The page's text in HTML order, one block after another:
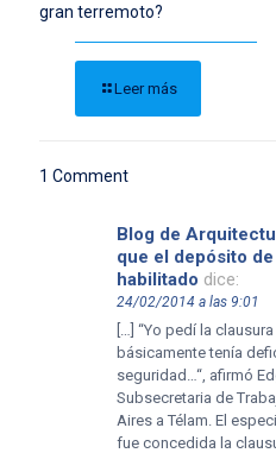
gran terremoto?
Leer más
1 Comment
Blog de
que el depósito
habilitado dice:
24/02/2014 a las 9:01
[…] “Yo pedí la
básicamente tenía
seguridad…“, afirmó
Subsecretaria de
Aires a Télam. El
fue concedida la